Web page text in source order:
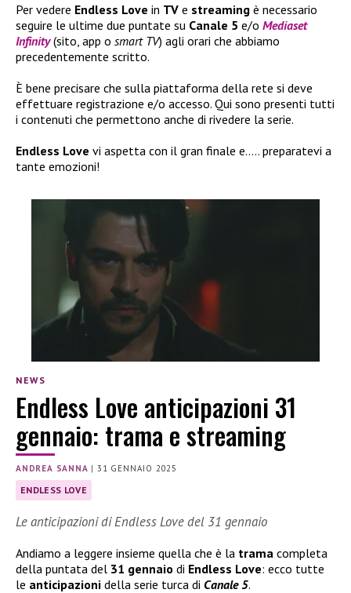
Per vedere Endless Love in TV e streaming è necessario
seguire le ultime due puntate su Canale 5 e/o Mediaset
Infinity(sito, app o smart TV) agli orari che abbiamo
precedentemente scritto.
È bene precisare che sulla piattaforma della rete si deve
effettuare registrazione e/o accesso. Qui sono presenti tutti
i contenuti che permettono anche di rivedere la serie.
Endless Love vi aspetta con il gran finale e….. preparatevi a
tante emozioni!
NEWS
Endless Love anticipazioni 31
gennaio: trama e streaming
ANDREA SANNA |31 GENNAIO 2025
ENDLESS LOVE
Le anticipazioni di Endless Love del 31 gennaio
Andiamo a leggere insieme quella che è la trama completa
della puntata del 31 gennaio di Endless Love: ecco tutte
le anticipazioni della serie turca di Canale 5.